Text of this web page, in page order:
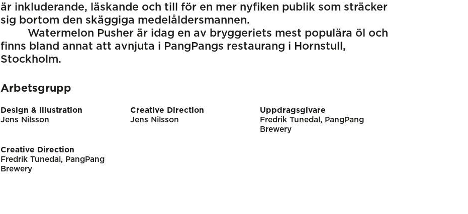
är inkluderande, läskande och till för en mer nyfiken publik som sträcker
sig bortom den skäggiga medelåldersmannen.
Watermelon Pusher är idag en av bryggeriets mest populära öl och
finns bland annat att avnjuta i PangPangs restaurang i Hornstull,
Stockholm.
Arbetsgrupp
Design & Illustration
Jens Nilsson
Creative Direction
Jens Nilsson
Uppdragsgivare
Fredrik Tunedal, PangPang
Brewery
Creative Direction
Fredrik Tunedal, PangPang
Brewery